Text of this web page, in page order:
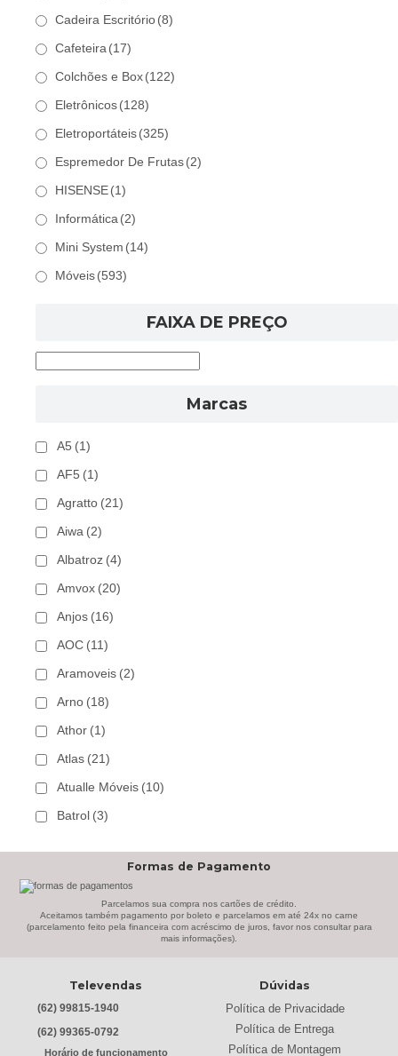
Cadeira Escritório (8)
Cafeteira (17)
Colchões e Box (122)
Eletrônicos (128)
Eletroportáteis (325)
Espremedor De Frutas (2)
HISENSE (1)
Informática (2)
Mini System (14)
Móveis (593)
FAIXA DE PREÇO
Marcas
A5 (1)
AF5 (1)
Agratto (21)
Aiwa (2)
Albatroz (4)
Amvox (20)
Anjos (16)
AOC (11)
Aramoveis (2)
Arno (18)
Athor (1)
Atlas (21)
Atualle Móveis (10)
Batrol (3)
Bem Estar Clima (2)
Bem Estar Estofados (3)
Bertolini (2)
Best (9)
Formas de Pagamento
Parcelamos sua compra nos cartões de crédito.
Aceitamos também pagamento por boleto e parcelamos em até 24x no carne
(parcelamento feito pela financeira com acréscimo de juros, favor nos consultar para
mais informações).
Televendas
(62) 99815-1940
(62) 99365-0792
Horário de funcionamento
Dúvidas
Política de Privacidade
Política de Entrega
Política de Montagem